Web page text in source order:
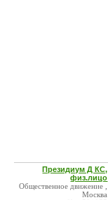
Президиум Д КС,
физ.лицо
Общественное движение ,
Москва